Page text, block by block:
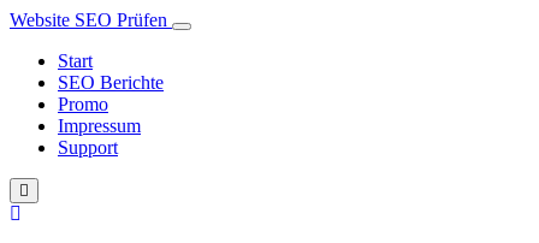
Website SEO Prüfen
Start
SEO Berichte
Promo
Impressum
Support